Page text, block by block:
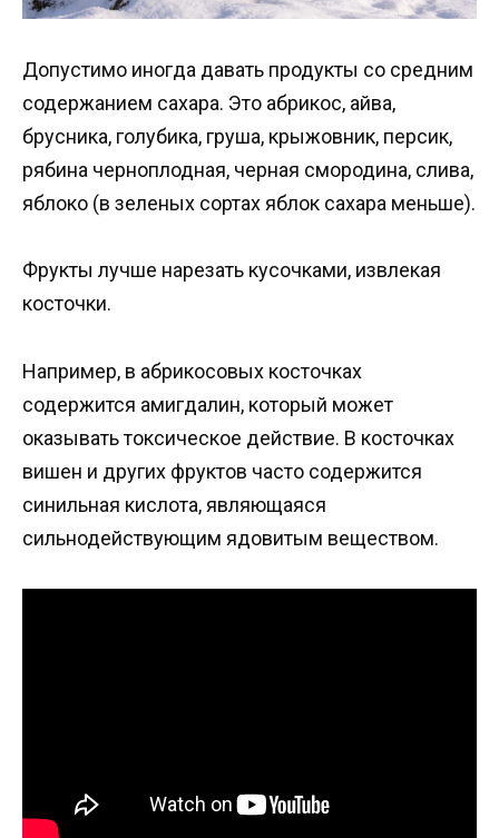
Допустимо иногда давать продукты со средним
содержанием сахара. Это абрикос, айва,
брусника, голубика, груша, крыжовник, персик,
рябина черноплодная, черная смородина, слива,
яблоко (в зеленых сортах яблок сахара меньше).
Фрукты лучше нарезать кусочками, извлекая
косточки.
Например, в абрикосовых косточках
содержится амигдалин, который может
оказывать токсическое действие. В косточках
вишен и других фруктов часто содержится
синильная кислота, являющаяся
сильнодействующим ядовитым веществом.